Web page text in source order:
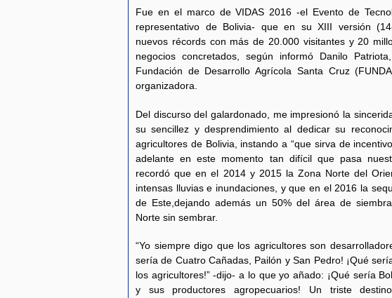
Fue en el marco de VIDAS 2016 -el Evento de
representativo de Bolivia- que en su XIII versión
nuevos récords con más de 20.000 visitantes y 20
negocios concretados, según informó Danilo
Fundación de Desarrollo Agrícola Santa Cruz
organizadora.
Del discurso del galardonado, me impresionó la
su sencillez y desprendimiento al dedicar su
agricultores de Bolivia, instando a “que sirva de
adelante en este momento tan difícil que pasa
recordó que en el 2014 y 2015 la Zona Norte del
intensas lluvias e inundaciones, y que en el 2016 la
de Este,dejando además un 50% del área de
Norte sin sembrar.
“Yo siempre digo que los agricultores son
sería de Cuatro Cañadas, Pailón y San Pedro! ¡Qué
los agricultores!” -dijo- a lo que yo añado: ¡Qué sería
y sus productores agropecuarios! Un triste